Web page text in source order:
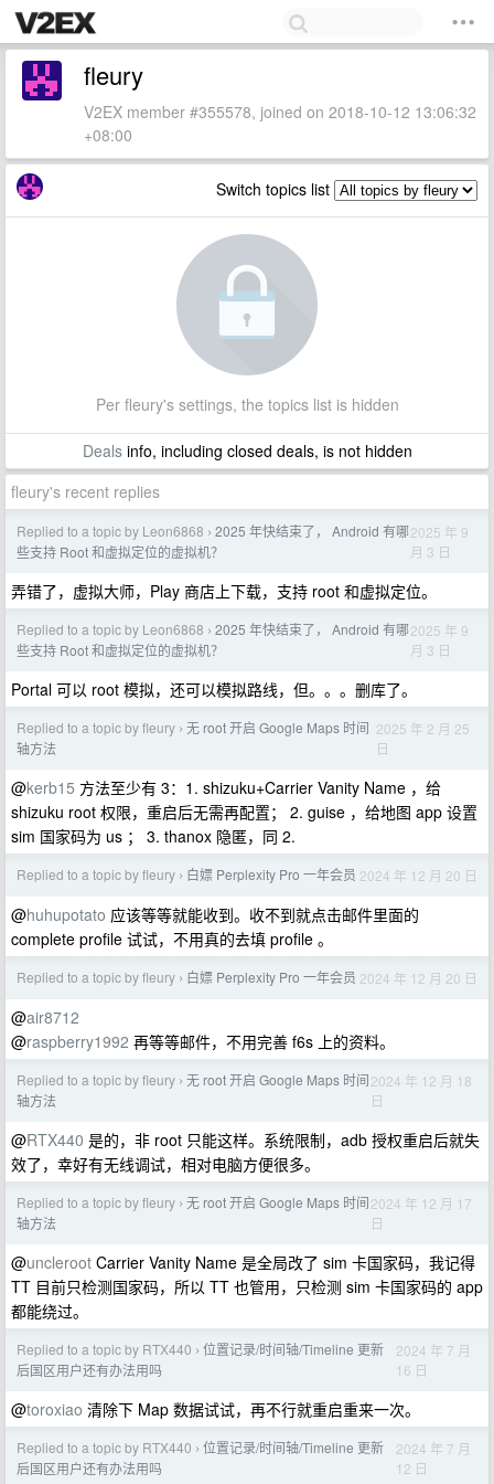
fleury
V2EX member #355578, joined on 2018-10-12 13:06:32
+08:00
Switch topics list
Per fleury's settings, the topics list is hidden
Dealsinfo, including closed deals, is not hidden
fleury's recent replies
Replied to a topic by Leon6868 › 2025 年快结束了， Android 有哪
些支持 Root 和虚拟定位的虚拟机？
2025 年 9
月 3 日
弄错了，虚拟大师，Play 商店上下载，支持 root 和虚拟定位。
Replied to a topic by Leon6868 › 2025 年快结束了， Android 有哪
些支持 Root 和虚拟定位的虚拟机？
2025 年 9
月 3 日
Portal 可以 root 模拟，还可以模拟路线，但。。。删库了。
Replied to a topic by fleury › 无 root 开启 Google Maps 时间
轴方法
2025 年 2 月 25
日
@kerb15 方法至少有 3：1. shizuku+Carrier Vanity Name ，给
shizuku root 权限，重启后无需再配置； 2. guise ，给地图 app 设置
sim 国家码为 us ； 3. thanox 隐匿，同 2.
Replied to a topic by fleury › 白嫖 Perplexity Pro 一年会员 2024 年 12 月 20 日
@huhupotato 应该等等就能收到。收不到就点击邮件里面的
complete profile 试试，不用真的去填 profile 。
Replied to a topic by fleury › 白嫖 Perplexity Pro 一年会员 2024 年 12 月 20 日
@air8712
@raspberry1992 再等等邮件，不用完善 f6s 上的资料。
Replied to a topic by fleury › 无 root 开启 Google Maps 时间
轴方法
2024 年 12 月 18
日
@RTX440 是的，非 root 只能这样。系统限制，adb 授权重启后就失
效了，幸好有无线调试，相对电脑方便很多。
Replied to a topic by fleury › 无 root 开启 Google Maps 时间
轴方法
2024 年 12 月 17
日
@uncleroot Carrier Vanity Name 是全局改了 sim 卡国家码，我记得
TT 目前只检测国家码，所以 TT 也管用，只检测 sim 卡国家码的 app
都能绕过。
Replied to a topic by RTX440 › 位置记录/时间轴/Timeline 更新
后国区用户还有办法用吗
2024 年 7 月
16 日
@toroxiao 清除下 Map 数据试试，再不行就重启重来一次。
Replied to a topic by RTX440 › 位置记录/时间轴/Timeline 更新
后国区用户还有办法用吗
2024 年 7 月
12 日